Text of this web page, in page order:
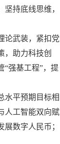
持底线思维，
论武装，紧扣党
，助力科技创
“强基工程”，提
水平预期目标相
人工智能双向赋
数字人民币；